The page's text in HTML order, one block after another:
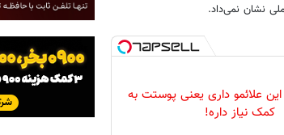
نشان نمی‌داد.
علائمو داری یعنی پوستت به
کمک نیاز داره!